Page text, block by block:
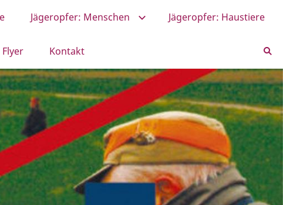
Jägeropfer: Menschen Jägeropfer: Haustiere
Flyer Kontakt